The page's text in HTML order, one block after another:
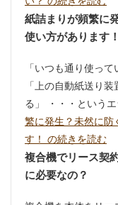
紙詰まりが頻繁に
使い方があります！
「いつも通り使っ
「上の自動紙送り
る」 ・・・というエ
繁に発生？未然に防
す！ の続きを読む
複合機でリース契
に必要なの？